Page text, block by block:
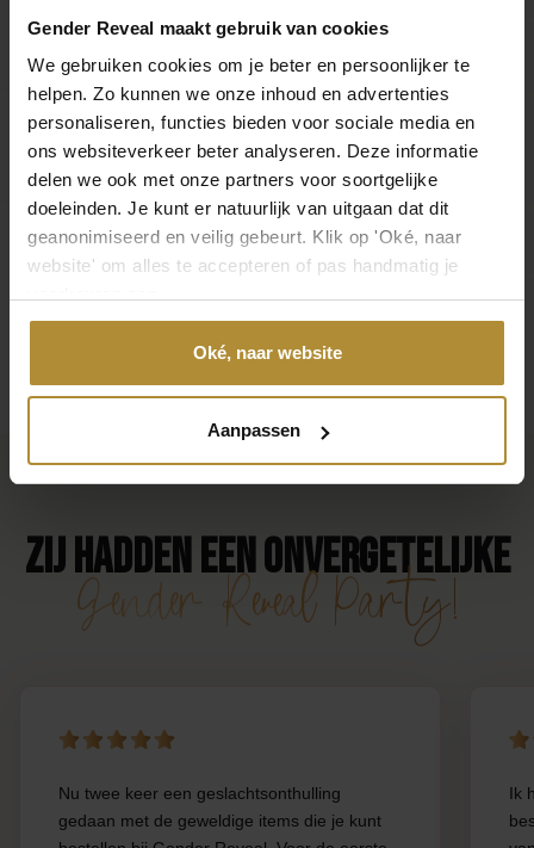
Gender Reveal maakt gebruik van cookies
We gebruiken cookies om je beter en persoonlijker te
helpen. Zo kunnen we onze inhoud en advertenties
personaliseren, functies bieden voor sociale media en
ons websiteverkeer beter analyseren. Deze informatie
delen we ook met onze partners voor soortgelijke
doeleinden. Je kunt er natuurlijk van uitgaan dat dit
geanonimiseerd en veilig gebeurt. Klik op 'Oké, naar
website' om alles te accepteren of pas handmatig je
Oké, naar website
Aanpassen
Folie Ballon Mom to Be
3,95
Elektrische ballonpomp
43,95
Zij hadden een onvergetelijke
Gender Reveal Party!
Nu twee keer een geslachtsonthulling
gedaan met de geweldige items die je kunt
Ik